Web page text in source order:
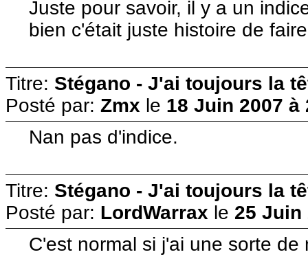
Juste pour savoir, il y a un
bien c'était juste histoire de
Titre: Stégano - J'ai toujours la
Posté par: Zmx le 18 Juin 2007 à
Nan pas d'indice.
Titre: Stégano - J'ai toujours la
Posté par: LordWarrax le 25 Juin
C'est normal si j'ai une sorte